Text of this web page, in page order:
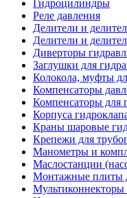
Гидроцилиндры
Реле давления
Делители и
Делители и
Диверторы
Заглушки для
Колокола, муфты
Компенсаторы
Компенсаторы для
Корпуса
Краны шаровые
Крепежи для
Манометры и
Маслостанции
Монтажные плиты
Мультиконнекторы